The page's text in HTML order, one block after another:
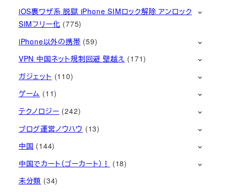
iOS裏ワザ系 脱獄 iPhone SIMロック解除 アンロック
SIMフリー化 (775)
iPhone以外の携帯 (59)
VPN 中国ネット規制回避 壁越え (171)
ガジェット (110)
ゲーム (11)
テクノロジー (242)
ブログ運営ノウハウ (13)
中国 (144)
中国でカート（ゴーカート）！
(18)
未分類 (34)